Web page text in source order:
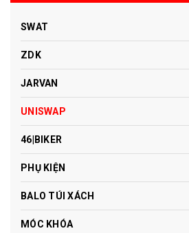
SWAT
ZDK
JARVAN
UNISWAP
46|BIKER
PHỤ KIỆN
BALO TÚI XÁCH
MÓC KHÓA